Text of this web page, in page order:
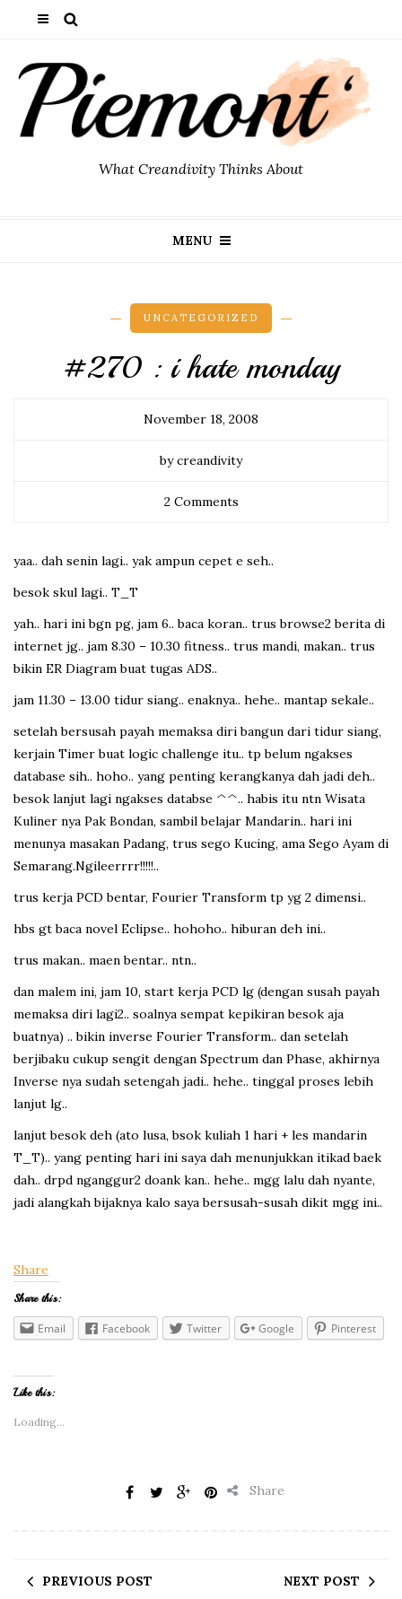
What Creandivity Thinks About
MENU
UNCATEGORIZED
#270 : i hate monday
November 18, 2008
by creandivity
2 Comments
yaa.. dah senin lagi.. yak ampun cepet e seh..
besok skul lagi.. T_T
yah.. hari ini bgn pg, jam 6.. baca koran.. trus browse2 berita di
internet jg.. jam 8.30 – 10.30 fitness.. trus mandi, makan.. trus
bikin ER Diagram buat tugas ADS..
jam 11.30 – 13.00 tidur siang.. enaknya.. hehe.. mantap sekale..
setelah bersusah payah memaksa diri bangun dari tidur siang,
kerjain Timer buat logic challenge itu.. tp belum ngakses
database sih.. hoho.. yang penting kerangkanya dah jadi deh..
besok lanjut lagi ngakses databse ^^.. habis itu ntn Wisata
Kuliner nya Pak Bondan, sambil belajar Mandarin.. hari ini
menunya masakan Padang, trus sego Kucing, ama Sego Ayam di
Semarang.Ngileerrrr!!!!!..
trus kerja PCD bentar, Fourier Transform tp yg 2 dimensi..
hbs gt baca novel Eclipse.. hohoho.. hiburan deh ini..
trus makan.. maen bentar.. ntn..
dan malem ini, jam 10, start kerja PCD lg (dengan susah payah
memaksa diri lagi2.. soalnya sempat kepikiran besok aja
buatnya) .. bikin inverse Fourier Transform.. dan setelah
berjibaku cukup sengit dengan Spectrum dan Phase, akhirnya
Inverse nya sudah setengah jadi.. hehe.. tinggal proses lebih
lanjut lg..
lanjut besok deh (ato lusa, bsok kuliah 1 hari + les mandarin
T_T).. yang penting hari ini saya dah menunjukkan itikad baek
dah.. drpd nganggur2 doank kan.. hehe.. mgg lalu dah nyante,
jadi alangkah bijaknya kalo saya bersusah-susah dikit mgg ini..
Share
Share this:
Email Facebook Twitter Google Pinterest
Like this:
Loading...
Share
PREVIOUS POST NEXT POST